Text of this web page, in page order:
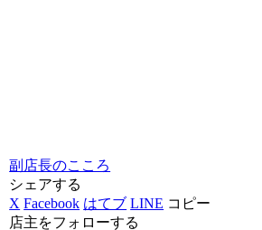
副店長のこころ
シェアする
X Facebook はてブ LINE コピー
店主をフォローする